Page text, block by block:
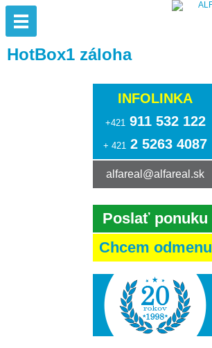
HotBox1 záloha
INFOLINKA
+421 911 532 122
+ 421 2 5263 4087
alfareal@alfareal.sk
Poslať ponuku
Chcem odmenu